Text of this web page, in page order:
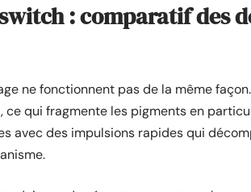
: comparatif des
ne fonctionnent pas de la même
, ce qui fragmente les pigments en
avec des impulsions rapides qui